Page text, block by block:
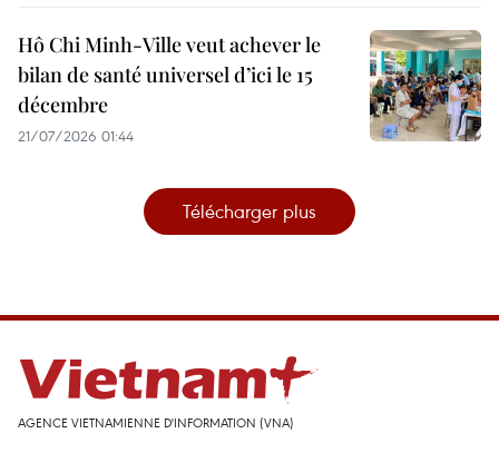
Hô Chi Minh-Ville veut achever le
bilan de santé universel d’ici le 15
décembre
21/07/2026 01:44
Télécharger plus
AGENCE VIETNAMIENNE D'INFORMATION (VNA)